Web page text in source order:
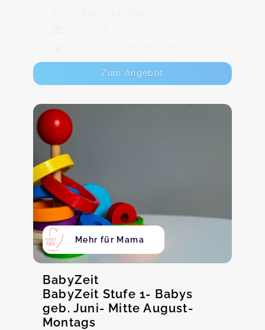
21. Sep - 23. Nov
100,00 €
Max. 10 TeilnehmerInnen
Zum Angebot
Mehr für Mama
BabyZeit
BabyZeit Stufe 1- Babys
geb. Juni- Mitte August-
Montags